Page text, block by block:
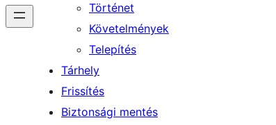
Történet
Követelmények
Telepítés
Tárhely
Frissítés
Biztonsági mentés